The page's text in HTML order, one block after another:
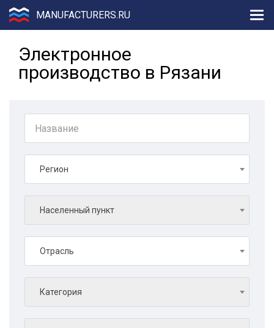
MANUFACTURERS.RU
Электронное
производство в Рязани
Регион
Населенный пункт
Отрасль
Категория